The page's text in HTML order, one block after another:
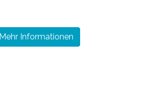
Mehr Informationen